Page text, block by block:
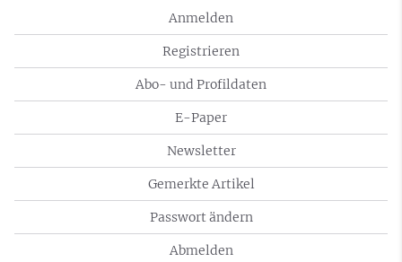
Anmelden
Registrieren
Abo- und Profildaten
E-Paper
Newsletter
Gemerkte Artikel
Passwort ändern
Abmelden